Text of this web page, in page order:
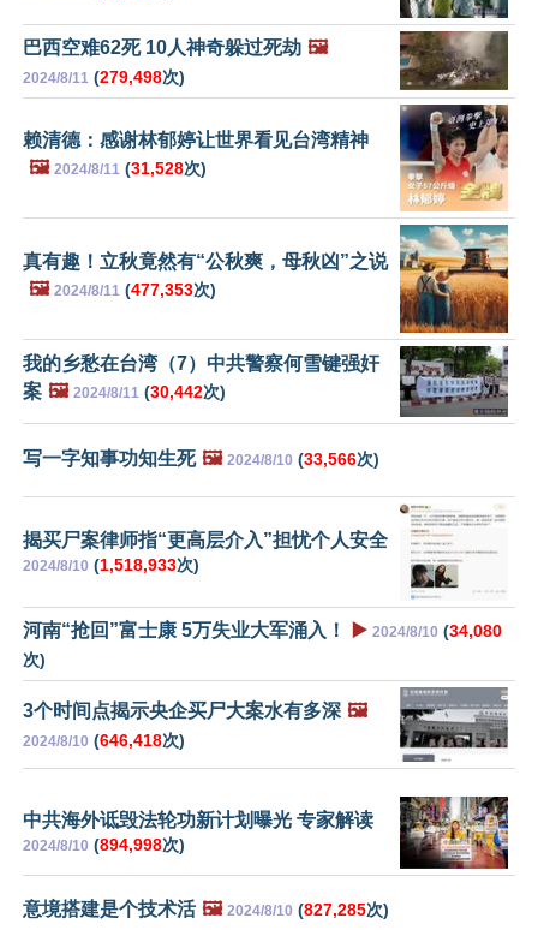
巴西空难62死 10人神奇躲过死劫 🖼️
2024/8/11 (279,498次)
赖清德：感谢林郁婷让世界看见台湾精神
🖼️ 2024/8/11 (31,528次)
真有趣！立秋竟然有“公秋爽，母秋凶”之说
🖼️ 2024/8/11 (477,353次)
我的乡愁在台湾（7）中共警察何雪键强奸
案 🖼️ 2024/8/11 (30,442次)
写一字知事功知生死 🖼️ 2024/8/10 (33,566次)
揭买尸案律师指“更高层介入”担忧个人安全
2024/8/10 (1,518,933次)
河南“抢回”富士康 5万失业大军涌入！ ▶️ 2024/8/10 (34,080
次)
3个时间点揭示央企买尸大案水有多深 🖼️
2024/8/10 (646,418次)
中共海外诋毁法轮功新计划曝光 专家解读
2024/8/10 (894,998次)
意境搭建是个技术活 🖼️ 2024/8/10 (827,285次)